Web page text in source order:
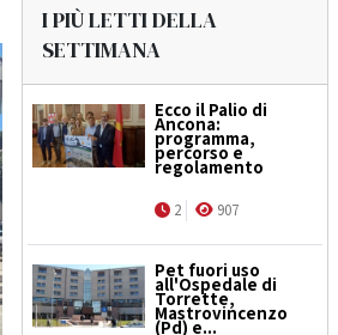
I PIÙ LETTI DELLA
SETTIMANA
Ecco il Palio di
Ancona:
programma,
percorso e
regolamento
2 907
Pet fuori uso
all'Ospedale di
Torrette,
Mastrovincenzo
(Pd) e...